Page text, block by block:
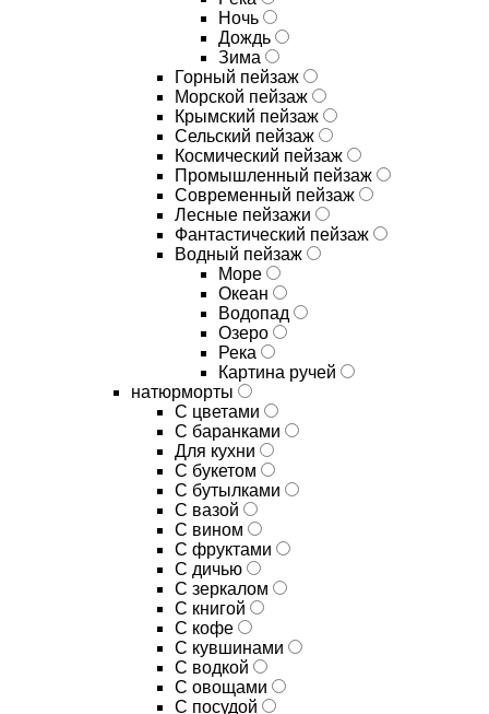
Ночь
Дождь
Зима
Горный пейзаж
Морской пейзаж
Крымский пейзаж
Сельский пейзаж
Космический пейзаж
Промышленный пейзаж
Современный пейзаж
Лесные пейзажи
Фантастический пейзаж
Водный пейзаж
Море
Океан
Водопад
Озеро
Река
Картина ручей
натюрморты
С цветами
С баранками
Для кухни
C букетом
C бутылками
C вазой
C вином
C фруктами
C дичью
C зеркалом
C книгой
C кофе
C кувшинами
C водкой
C овощами
C посудой